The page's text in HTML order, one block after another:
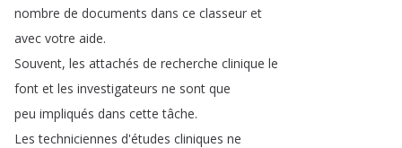
nombre de documents dans ce classeur et
avec votre aide.
Souvent, les attachés de recherche clinique le
font et les investigateurs ne sont que
peu impliqués dans cette tâche.
Les techniciennes d'études cliniques ne